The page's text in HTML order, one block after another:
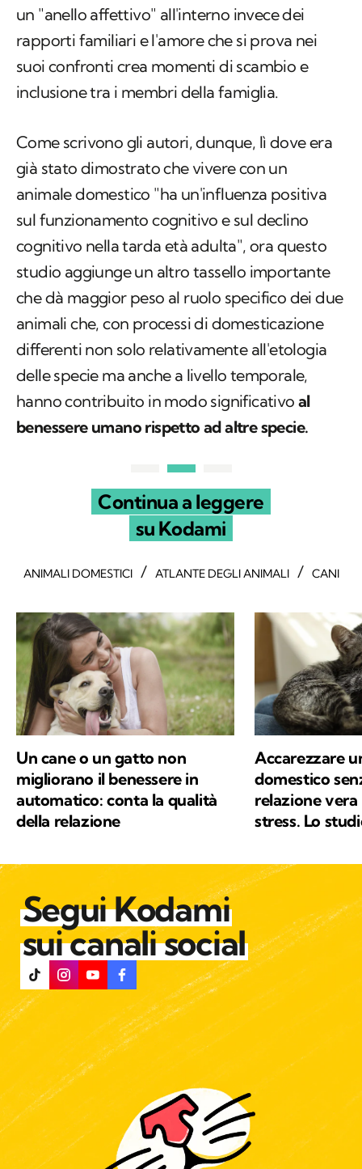
un "anello affettivo" all'interno invece dei
rapporti familiari e l'amore che si prova nei
suoi confronti crea momenti di scambio e
inclusione tra i membri della famiglia.
Come scrivono gli autori, dunque, lì dove era
già stato dimostrato che vivere con un
animale domestico "ha un'influenza positiva
sul funzionamento cognitivo e sul declino
cognitivo nella tarda età adulta", ora questo
studio aggiunge un altro tassello importante
che dà maggior peso al ruolo specifico dei due
animali che, con processi di domesticazione
differenti non solo relativamente all'etologia
delle specie ma anche a livello temporale,
hanno contribuito in modo significativo al
benessere umano rispetto ad altre specie.
Continua a leggere
su Kodami
ANIMALI DOMESTICI / ATLANTE DEGLI ANIMALI / CANI
Un cane o un gatto non
migliorano il benessere in
automatico: conta la qualità
della relazione
Accarezzare
domestico
relazione
stress. Lo
Segui Kodami
sui canali social